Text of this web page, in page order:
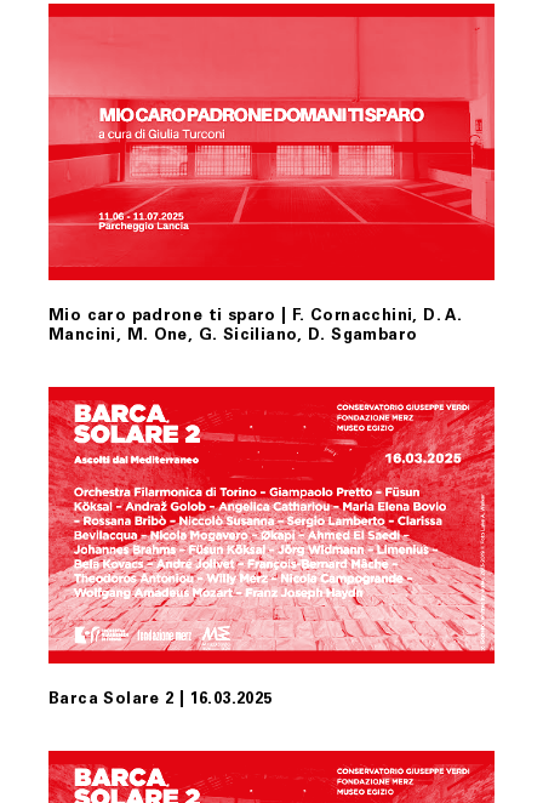
Mio caro padrone ti sparo | F. Cornacchini, D. A.
Mancini, M. One, G. Siciliano, D. Sgambaro
Barca Solare 2 | 16.03.2025